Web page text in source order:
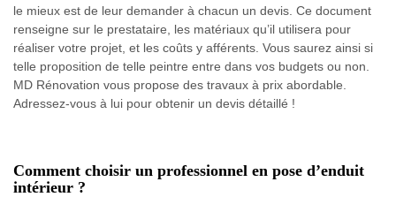
le mieux est de leur demander à chacun un devis. Ce document
renseigne sur le prestataire, les matériaux qu’il utilisera pour
réaliser votre projet, et les coûts y afférents. Vous saurez ainsi si
telle proposition de telle peintre entre dans vos budgets ou non.
MD Rénovation vous propose des travaux à prix abordable.
Adressez-vous à lui pour obtenir un devis détaillé !
Comment choisir un professionnel en pose d’enduit
intérieur ?